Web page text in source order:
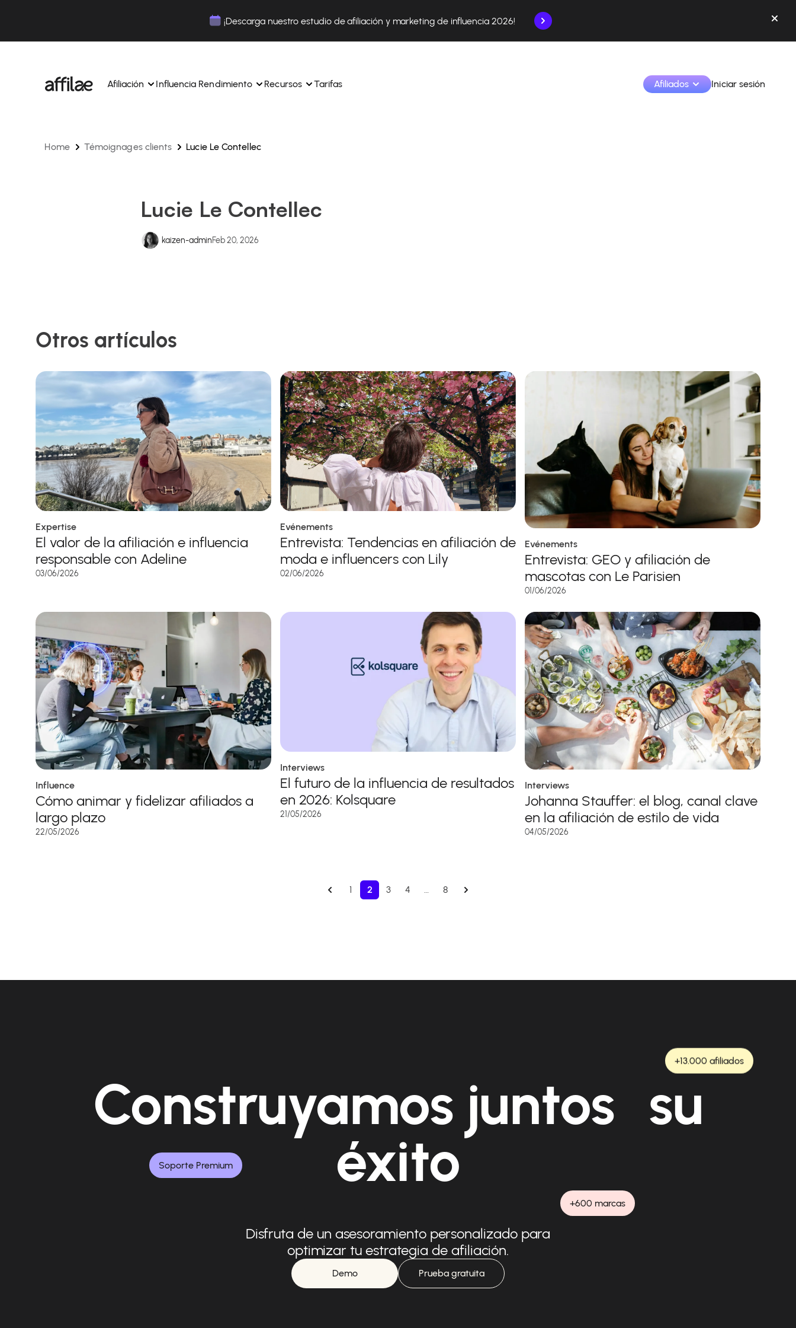
¡Descarga nuestro estudio de afiliación y marketing de influencia 2026!
Afiliación
Gestione sus campañas y afiliados desde una única
afiliados con total sencillez.
Influencia Rendimiento
Gestiona tus campañas y TikTok Shop desde un solo
colaboraciones desde la aplicación.
Recursos
Sigue nuestros consejos, noticias y tendencias del
Tarifas Afiliados Iniciar sesión
Home Témoignages clients Lucie Le Contellec
Lucie Le Contellec
kaizen-adminFeb 20, 2026
Otros artículos
Expertise
El valor de la afiliación e influencia
responsable con Adeline
03/06/2026
Evénements
Entrevista: Tendencias en afiliación de
moda e influencers con Lily
02/06/2026
Evénements
Entrevista: GEO y afiliación de
mascotas con Le Parisien
01/06/2026
Influence
Cómo animar y fidelizar afiliados a
largo plazo
22/05/2026
Interviews
El futuro de la influencia de resultados
en 2026: Kolsquare
21/05/2026
Interviews
Johanna Stauffer: el blog, canal clave
en la afiliación de estilo de vida
04/05/2026
1 2 3 4 8
Construyamos juntos su
éxito
Soporte Premium
+600 marcas
+13.000 afiliados
Disfruta de un asesoramiento personalizado para
optimizar tu estrategia de afiliación.
Demo Prueba gratuita